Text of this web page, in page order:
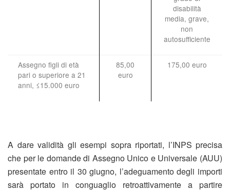
disabilità
media, grave,
non
autosufficiente
Assegno figli di età
pari o superiore a 21
anni, ≤15.000 euro
85,00
euro
175,00 euro
A dare validità gli esempi sopra riportati, l’INPS precisa
che per le domande di Assegno Unico e Universale (AUU)
presentate entro il 30 giugno, l’adeguamento degli importi
sarà portato in conguaglio retroattivamente a partire